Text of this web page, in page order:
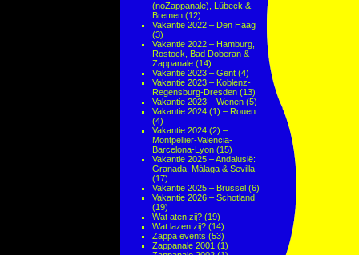
(noZappanale), Lübeck &
Bremen (12)
Vakantie 2022 – Den Haag
(3)
Vakantie 2022 – Hamburg,
Rostock, Bad Doberan &
Zappanale (14)
Vakantie 2023 – Gent (4)
Vakantie 2023 – Koblenz-
Regensburg-Dresden (13)
Vakantie 2023 – Wenen (5)
Vakantie 2024 (1) – Rouen
(4)
Vakantie 2024 (2) –
Montpellier-Valencia-
Barcelona-Lyon (15)
Vakantie 2025 – Andalusië:
Granada, Málaga & Sevilla
(17)
Vakantie 2025 – Brussel (6)
Vakantie 2026 – Schotland
(19)
Wat aten zij? (19)
Wat lazen zij? (14)
Zappa events (53)
Zappanale 2001 (1)